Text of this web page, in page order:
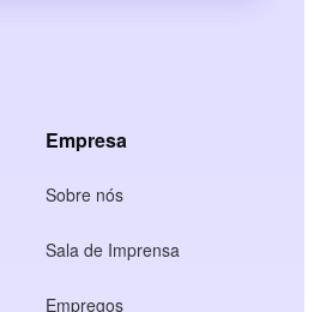
Empresa
Sobre nós
Sala de Imprensa
Empregos